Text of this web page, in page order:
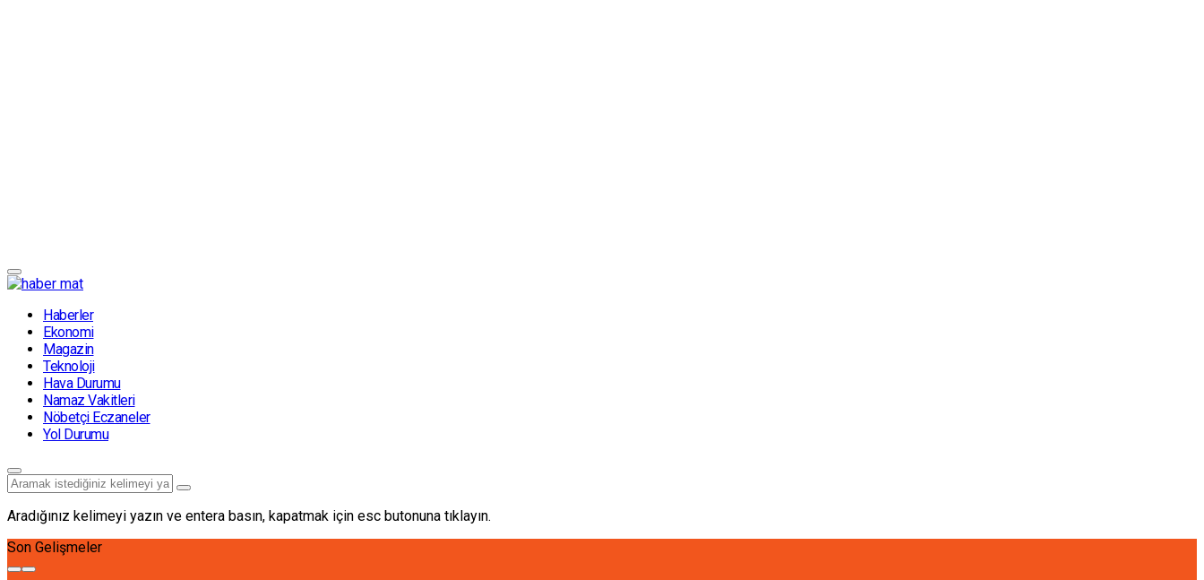
Haberler
Ekonomi
Magazin
Teknoloji
Hava Durumu
Namaz Vakitleri
Nöbetçi Eczaneler
Yol Durumu
Aradığınız kelimeyi yazın ve entera basın, kapatmak için esc butonuna tıklayın.
Son Gelişmeler